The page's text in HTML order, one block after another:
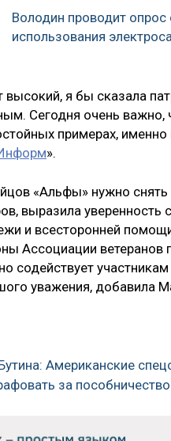
Володин проводит
использования
я бы сказала
Сегодня очень
примерах,
».
«Альфы» нужно
выразила уверенность
и всесторонней
Ассоциации ветеранов
содействует
уважения, добавила
Американские
за